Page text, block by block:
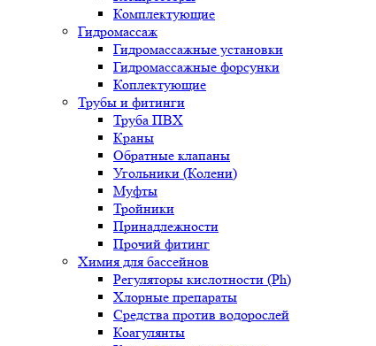
Комплектующие
Гидромассаж
Гидромассажные установки
Гидромассажные форсунки
Коплектующие
Трубы и фитинги
Труба ПВХ
Краны
Обратные клапаны
Угольники (Колени)
Муфты
Тройники
Принадлежности
Прочий фитинг
Химия для бассейнов
Регуляторы кислотности (Ph)
Хлорные препараты
Средства против водорослей
Коагулянты